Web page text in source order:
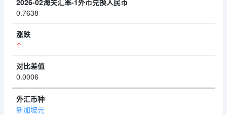
0.7638
↑
0.0006
新加坡元